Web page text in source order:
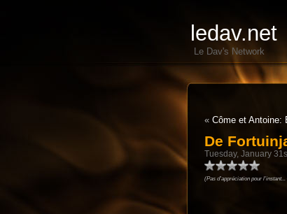
ledav.net
Le Dav's Network
« Côme et Antoine:
De
Tuesday, January
(Pas d'appréciation pour l'instant...